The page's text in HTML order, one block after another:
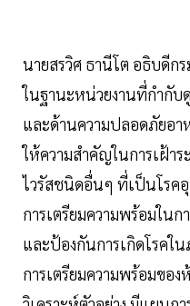
นายสรวิศ ธานีโต อธิบดีก
ในฐานะหน่วยงานที่กำกั
และด้านความปลอดภัยอา
ให้ความสำคัญในการเฝ้าร
ไวรัสชนิดอื่นๆ ที่เป็นโรค
การเตรียมความพร้อมในก
และป้องกันการเกิดโรคใ
การเตรียมความพร้อมขอ